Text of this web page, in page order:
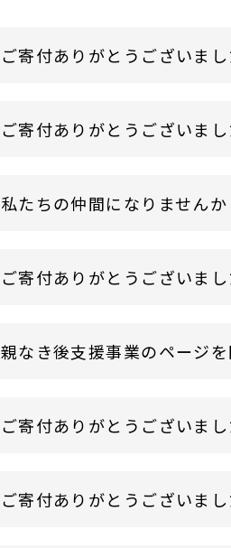
ご寄付ありがとうございまし
ご寄付ありがとうございま
私たちの仲間になりませんか
ご寄付ありがとうございま
親なき後支援事業のページ
ご寄付ありがとうございま
ご寄付ありがとうございまし